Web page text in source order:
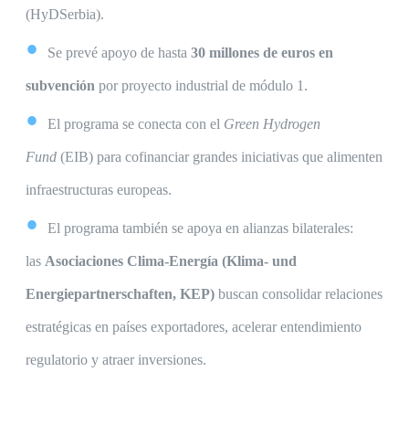
(HyDSerbia).
Se prevé apoyo de hasta30 millones de euros en
subvención por proyecto industrial de módulo 1.
El programa se conecta con el Green Hydrogen
Fund (EIB) para cofinanciar grandes iniciativas que alimenten
infraestructuras europeas.
El programa también se apoya en alianzas bilaterales:
las Asociaciones Clima-Energía (Klima- und
Energiepartnerschaften, KEP) buscan consolidar relaciones
estratégicas en países exportadores, acelerar entendimiento
regulatorio y atraer inversiones.